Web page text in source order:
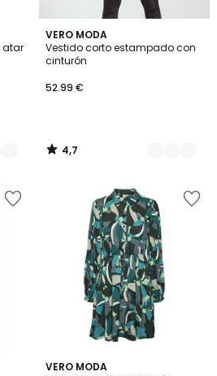
atar
VERO MODA
Vestido corto estampado con
cinturón
52.99 €
4,7
/ 5
2
Colores
4,7
/
VERO MODA